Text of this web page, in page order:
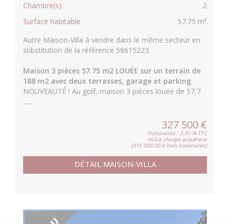
Chambre(s)
2
Surface habitable
57.75 m²
Autre Maison-Villa à vendre dans le même secteur en
substitution de la référence 58615223.
Maison 3 pièces 57.75 m2 LOUÉE sur un terrain de
188 m2 avec deux terrasses, garage et parking
NOUVEAUTÉ ! Au golf, maison 3 pièces louée de 57,7
......
327 500 €
Honoraires : 3.97 % TTC
inclus charge acquéreur
(315 000.00 € hors honoraires)
DÉTAIL MAISON-VILLA